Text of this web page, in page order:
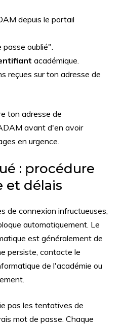
depuis le portail
passe oublié".
académique.
reçues sur ton adresse de
ton adresse de
avant d'en avoir
en urgence.
: procédure
et délais
de connexion infructueuses,
automatiquement. Le
est généralement de
persiste, contacte le
de l'académie ou
pas les tentatives de
mot de passe. Chaque